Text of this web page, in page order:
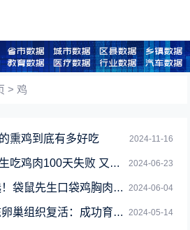
> 鸡
2024-11-16
熏鸡到底有多好吃
2024-06-23
肉100天失败 又挑战生吃牛蛋蛋
2024-06-04
生口袋鸡胸肉：8袋到手11.8元
2024-05-14
组织复活：成功育出雏鸡